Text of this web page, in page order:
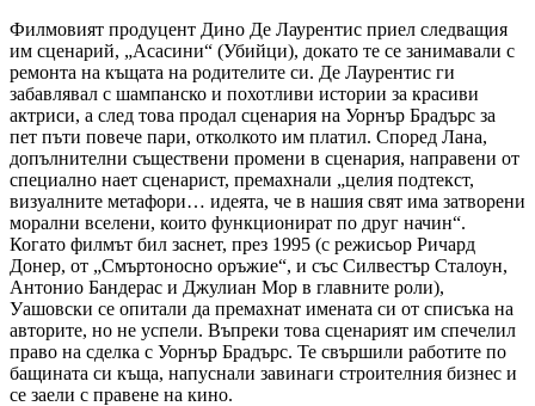
Филмовият продуцент Дино Де Лаурентис приел следващия
им сценарий, „Асасини“ (Убийци), докато те се занимавали с
ремонта на къщата на родителите си. Де Лаурентис ги
забавлявал с шампанско и похотливи истории за красиви
актриси, а след това продал сценария на Уорнър Брадърс за
пет пъти повече пари, отколкото им платил. Според Лана,
допълнителни съществени промени в сценария, направени от
специално нает сценарист, премахнали „целия подтекст,
визуалните метафори… идеята, че в нашия свят има затворени
морални вселени, които функционират по друг начин“.
Когато филмът бил заснет, през 1995 (с режисьор Ричард
Донер, от „Смъртоносно оръжие“, и със Силвестър Сталоун,
Антонио Бандерас и Джулиан Мор в главните роли),
Уашовски се опитали да премахнат имената си от списъка на
авторите, но не успели. Въпреки това сценарият им спечелил
право на сделка с Уорнър Брадърс. Те свършили работите по
бащината си къща, напуснали завинаги строителния бизнес и
се заели с правене на кино.